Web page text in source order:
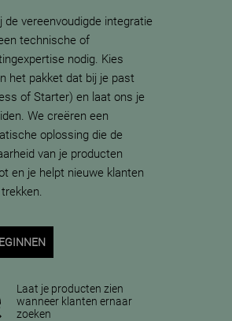
de vereenvoudigde integratie
technische of
nodig. Kies
het pakket dat bij je past
of Starter) en laat ons je
We creëren een
oplossing die de
van je producten
en je helpt nieuwe klanten
Laat je producten zien
wanneer klanten ernaar
zoeken